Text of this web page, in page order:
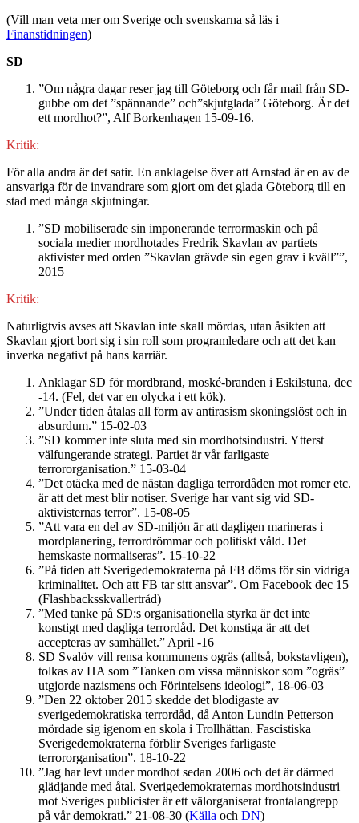
(Vill man veta mer om Sverige och svenskarna så läs i
Finanstidningen)
SD
”Om några dagar reser jag till Göteborg och får mail från SD-
gubbe om det ”spännande” och”skjutglada” Göteborg. Är det
ett mordhot?”, Alf Borkenhagen 15-09-16.
Kritik:
För alla andra är det satir. En anklagelse över att Arnstad är en av de
ansvariga för de invandrare som gjort om det glada Göteborg till en
stad med många skjutningar.
”SD mobiliserade sin imponerande terrormaskin och på
sociala medier mordhotades Fredrik Skavlan av partiets
aktivister med orden ”Skavlan grävde sin egen grav i kväll””,
2015
Kritik:
Naturligtvis avses att Skavlan inte skall mördas, utan åsikten att
Skavlan gjort bort sig i sin roll som programledare och att det kan
inverka negativt på hans karriär.
Anklagar SD för mordbrand, moské-branden i Eskilstuna, dec
-14. (Fel, det var en olycka i ett kök).
”Under tiden åtalas all form av antirasism skoningslöst och in
absurdum.” 15-02-03
”SD kommer inte sluta med sin mordhotsindustri. Ytterst
välfungerande strategi. Partiet är vår farligaste
terrororganisation.” 15-03-04
”Det otäcka med de nästan dagliga terrordåden mot romer etc.
är att det mest blir notiser. Sverige har vant sig vid SD-
aktivisternas terror”. 15-08-05
”Att vara en del av SD-miljön är att dagligen marineras i
mordplanering, terrordrömmar och politiskt våld. Det
hemskaste normaliseras”. 15-10-22
”På tiden att Sverigedemokraterna på FB döms för sin vidriga
kriminalitet. Och att FB tar sitt ansvar”. Om Facebook dec 15
(Flashbacksskvallertråd)
”Med tanke på SD:s organisationella styrka är det inte
konstigt med dagliga terrordåd. Det konstiga är att det
accepteras av samhället.” April -16
SD Svalöv vill rensa kommunens ogräs (alltså, bokstavligen),
tolkas av HA som ”Tanken om vissa människor som ”ogräs”
utgjorde nazismens och Förintelsens ideologi”, 18-06-03
”Den 22 oktober 2015 skedde det blodigaste av
sverigedemokratiska terrordåd, då Anton Lundin Petterson
mördade sig igenom en skola i Trollhättan. Fascistiska
Sverigedemokraterna förblir Sveriges farligaste
terrororganisation”. 18-10-22
”Jag har levt under mordhot sedan 2006 och det är därmed
glädjande med åtal. Sverigedemokraternas mordhotsindustri
mot Sveriges publicister är ett välorganiserat frontalangrepp
på vår demokrati.” 21-08-30 (Källa och DN)